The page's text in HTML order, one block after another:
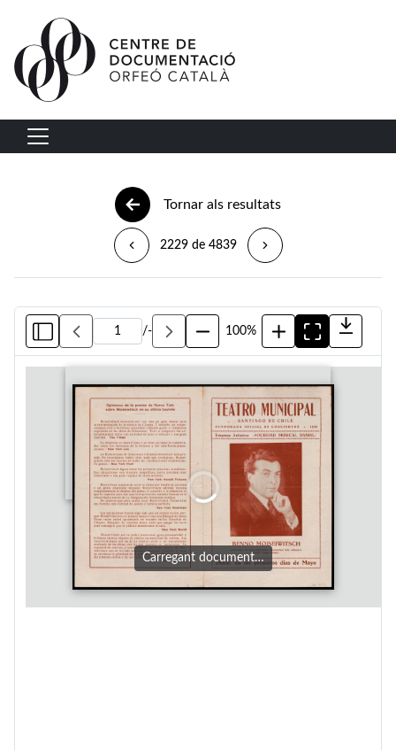
Vés al contingut
Navegació principal
Tornar als resultats
2229 de 4839
/- 100%
Carregant document…